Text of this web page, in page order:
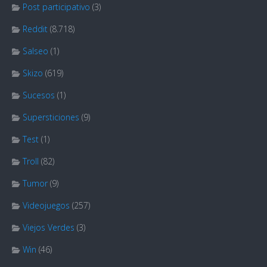
Post participativo (3)
Reddit (8.718)
Salseo (1)
Skizo (619)
Sucesos (1)
Supersticiones (9)
Test (1)
Troll (82)
Tumor (9)
Videojuegos (257)
Viejos Verdes (3)
Win (46)